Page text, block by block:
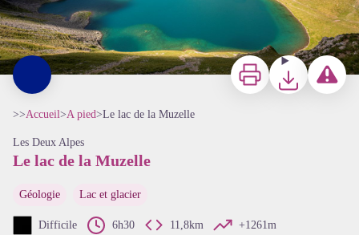
ImprimerTéléchargerSignaler
>>Accueil>A pied>Le lac de la Muzelle
Les Deux Alpes
Le lac de la Muzelle
Géologie Lac et glacier
Difficile 6h30 11,8km
+1261m